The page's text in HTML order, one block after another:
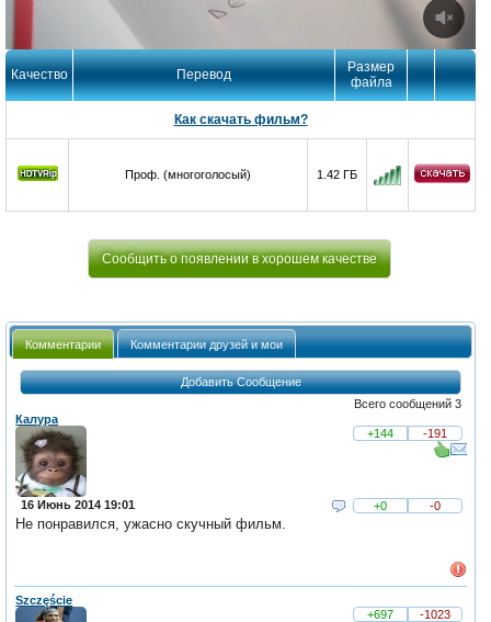
Качество Перевод
Размер
файла
Как скачать фильм?
Проф. (многоголосый) 1.42 ГБ
Сообщить о появлении в хорошем качестве
Комментарии Комментарии друзей и мои
Добавить Сообщение
Всего сообщений 3
Калура
+144
-191
16 Июнь 2014 19:01 +0 -0
Не понравился, ужасно скучный фильм.
Szczęście
+697
-1023